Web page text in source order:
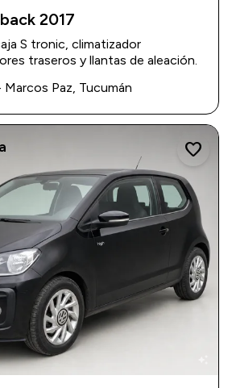
2017
S tronic, climatizador
traseros y llantas de aleación.
Marcos Paz, Tucumán
favorite